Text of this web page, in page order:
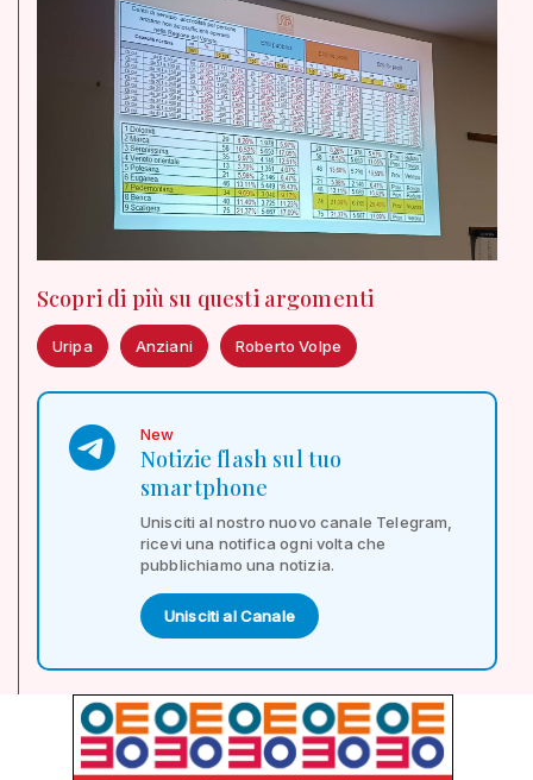
Scopri di più su questi argomenti
Uripa Anziani Roberto Volpe
New
Notizie flash sul tuo
smartphone
Unisciti al nostro nuovo canale Telegram,
ricevi una notifica ogni volta che
pubblichiamo una notizia.
Unisciti al Canale